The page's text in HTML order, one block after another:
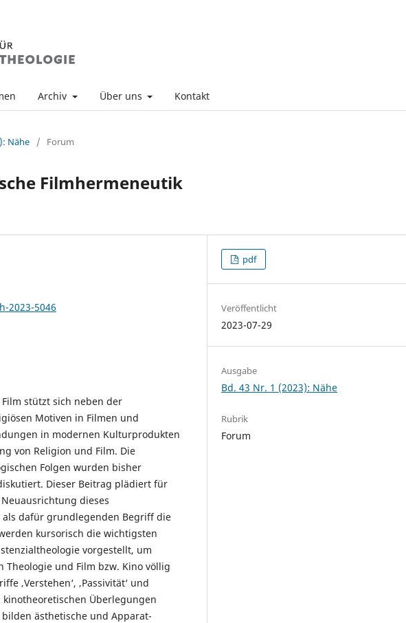
Archiv Über uns Kontakt
Nähe / Forum
Filmhermeneutik
2023-5046
stützt sich neben der
Motiven in Filmen und
in modernen Kulturprodukten
von Religion und Film. Die
Folgen wurden bisher
Dieser Beitrag plädiert für
dieses
dafür grundlegenden Begriff die
kursorisch die wichtigsten
vorgestellt, um
Theologie und Film bzw. Kino völlig
‚Verstehen‘, ‚Passivität‘ und
kinotheoretischen Überlegungen
ästhetische und Apparat-
pdf
Veröffentlicht
2023-07-29
Ausgabe
Bd. 43 Nr. 1 (2023): Nähe
Rubrik
Forum